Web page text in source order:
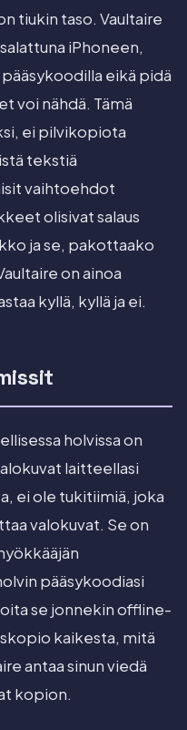
tiukin taso. Vaultaire
iPhoneen,
pääsykoodilla eikä pidä
voi nähdä. Tämä
ei pilvikopiota
tekstiä
vaihtoehdot
olisivat salaus
ja se, pakottaako
on ainoa
kyllä, kyllä ja ei.
holvissa on
laitteellasi
ei ole tukitiimiä, joka
valokuvat. Se on
pääsykoodiasi
se jonnekin offline-
kaikesta, mitä
antaa sinun viedä
kopion.